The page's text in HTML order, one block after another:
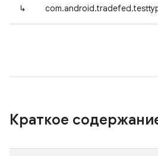
↳
Краткое